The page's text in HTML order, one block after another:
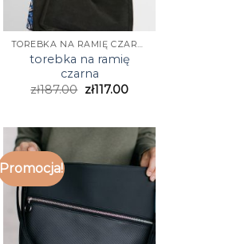
TOREBKA NA RAMIĘ CZARNA
torebka na ramię
czarna
zł187.00 zł117.00
Promocja!